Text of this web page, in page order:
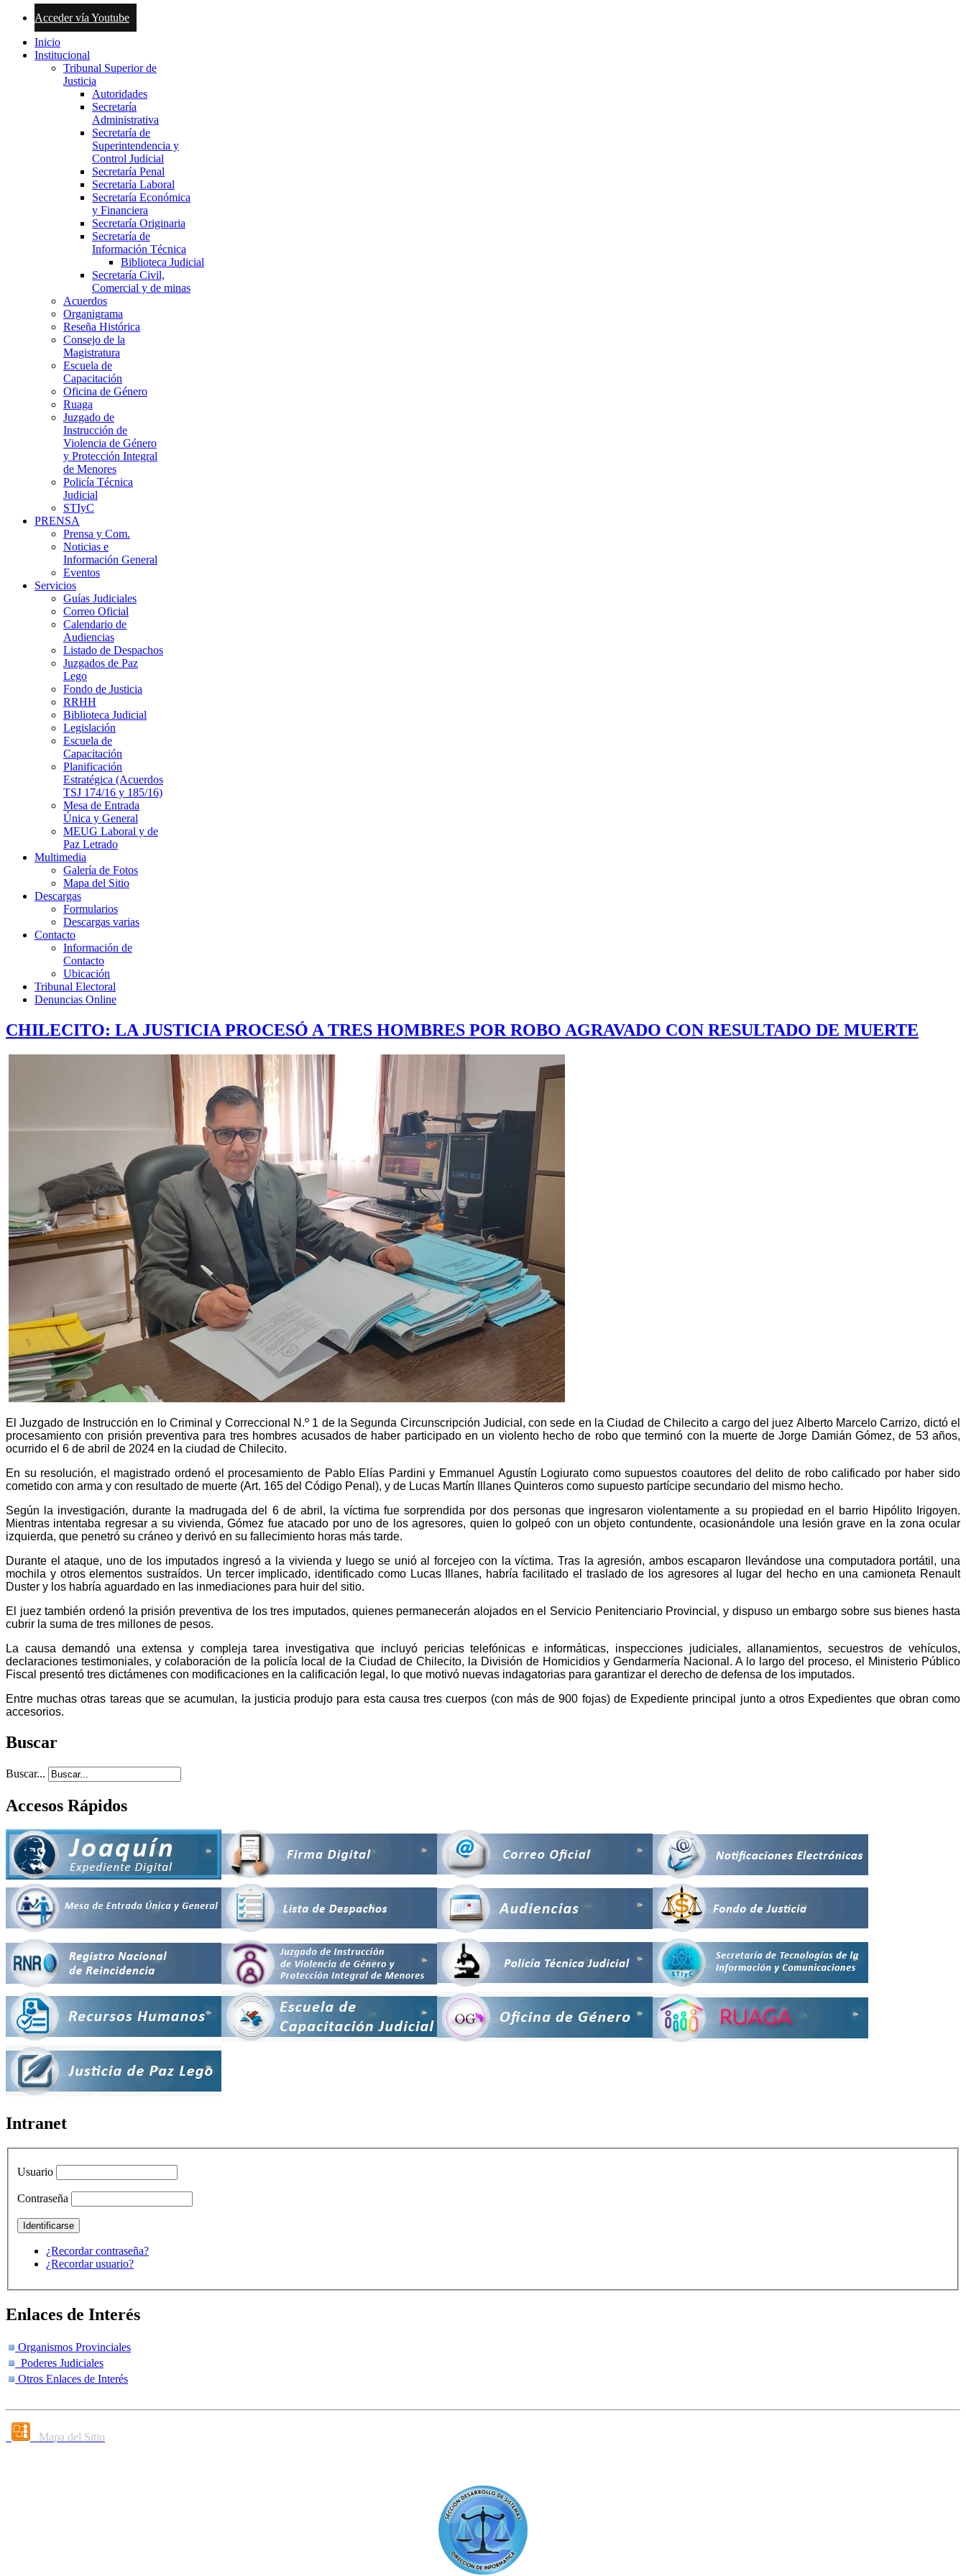
Acceder vía Youtube
Inicio
Institucional
Tribunal Superior de
Justicia
Autoridades
Secretaría
Administrativa
Secretaría de
Superintendencia y
Control Judicial
Secretaría Penal
Secretaría Laboral
Secretaría Económica
y Financiera
Secretaría Originaria
Secretaría de
Información Técnica
Biblioteca Judicial
Secretaría Civil,
Comercial y de minas
Acuerdos
Organigrama
Reseña Histórica
Consejo de la
Magistratura
Escuela de
Capacitación
Oficina de Género
Ruaga
Juzgado de
Instrucción de
Violencia de Género
y Protección Integral
de Menores
Policía Técnica
Judicial
STIyC
PRENSA
Prensa y Com.
Noticias e
Información General
Eventos
Servicios
Guías Judiciales
Correo Oficial
Calendario de
Audiencias
Listado de Despachos
Juzgados de Paz
Lego
Fondo de Justicia
RRHH
Biblioteca Judicial
Legislación
Escuela de
Capacitación
Planificación
Estratégica (Acuerdos
TSJ 174/16 y 185/16)
Mesa de Entrada
Única y General
MEUG Laboral y de
Paz Letrado
Multimedia
Galería de Fotos
Mapa del Sitio
Descargas
Formularios
Descargas varias
Contacto
Información de
Contacto
Ubicación
Tribunal Electoral
Denuncias Online
CHILECITO: LA JUSTICIA PROCESÓ A TRES HOMBRES POR ROBO AGRAVADO CON RESULTADO DE MUERTE
El Juzgado de Instrucción en lo Criminal y Correccional N.º 1 de la Segunda Circunscripción Judicial, con sede en la Ciudad de Chilecito a cargo del juez Alberto Marcelo Carrizo, dictó el
procesamiento con prisión preventiva para tres hombres acusados de haber participado en un violento hecho de robo que terminó con la muerte de Jorge Damián Gómez, de 53 años,
ocurrido el 6 de abril de 2024 en la ciudad de Chilecito.
En su resolución, el magistrado ordenó el procesamiento de Pablo Elías Pardini y Emmanuel Agustín Logiurato como supuestos coautores del delito de robo calificado por haber sido
cometido con arma y con resultado de muerte (Art. 165 del Código Penal), y de Lucas Martín Illanes Quinteros como supuesto partícipe secundario del mismo hecho.
Según la investigación, durante la madrugada del 6 de abril, la víctima fue sorprendida por dos personas que ingresaron violentamente a su propiedad en el barrio Hipólito Irigoyen.
Mientras intentaba regresar a su vivienda, Gómez fue atacado por uno de los agresores, quien lo golpeó con un objeto contundente, ocasionándole una lesión grave en la zona ocular
izquierda, que penetró su cráneo y derivó en su fallecimiento horas más tarde.
Durante el ataque, uno de los imputados ingresó a la vivienda y luego se unió al forcejeo con la víctima. Tras la agresión, ambos escaparon llevándose una computadora portátil, una
mochila y otros elementos sustraídos. Un tercer implicado, identificado como Lucas Illanes, habría facilitado el traslado de los agresores al lugar del hecho en una camioneta Renault
Duster y los habría aguardado en las inmediaciones para huir del sitio.
El juez también ordenó la prisión preventiva de los tres imputados, quienes permanecerán alojados en el Servicio Penitenciario Provincial, y dispuso un embargo sobre sus bienes hasta
cubrir la suma de tres millones de pesos.
La causa demandó una extensa y compleja tarea investigativa que incluyó pericias telefónicas e informáticas, inspecciones judiciales, allanamientos, secuestros de vehículos,
declaraciones testimoniales, y colaboración de la policía local de la Ciudad de Chilecito, la División de Homicidios y Gendarmería Nacional. A lo largo del proceso, el Ministerio Público
Fiscal presentó tres dictámenes con modificaciones en la calificación legal, lo que motivó nuevas indagatorias para garantizar el derecho de defensa de los imputados.
Entre muchas otras tareas que se acumulan, la justicia produjo para esta causa tres cuerpos (con más de 900 fojas) de Expediente principal junto a otros Expedientes que obran como
accesorios.
Buscar
Buscar...
Accesos Rápidos
Intranet
Usuario
Contraseña
¿Recordar contraseña?
¿Recordar usuario?
Enlaces de Interés
Organismos Provinciales
Poderes Judiciales
Otros Enlaces de Interés
Mapa del Sitio